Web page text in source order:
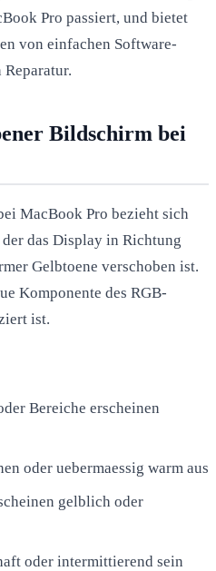
Pro passiert, und bietet
von einfachen Software-
Bildschirm bei
MacBook Pro bezieht sich
das Display in Richtung
Gelbtoene verschoben ist.
Komponente des RGB-
ist.
Bereiche erscheinen
oder uebermaessig warm aus
gelblich oder
oder intermittierend sein